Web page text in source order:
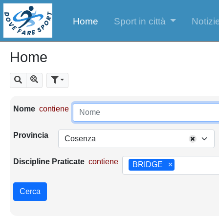
Home Sport in città
Home
Cerca Mostra tutti i risultati
Parametri di ricerca
Nome contiene
Provincia Cosenza
Discipline Praticate contiene ×
BRIDGE
Cerca